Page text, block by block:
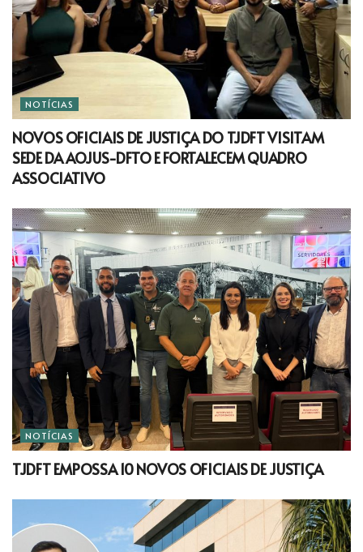
NOTÍCIAS
NOVOS OFICIAIS DE JUSTIÇA DO TJDFT VISITAM
SEDE DA AOJUS-DFTO E FORTALECEM QUADRO
ASSOCIATIVO
NOTÍCIAS
TJDFT EMPOSSA 10 NOVOS OFICIAIS DE JUSTIÇA